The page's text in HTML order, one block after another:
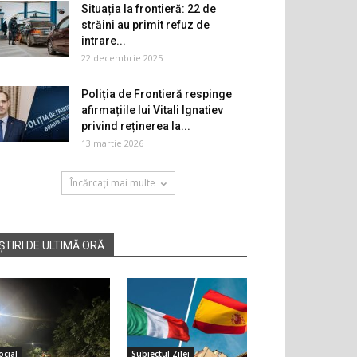
Situația la frontieră: 22 de
străini au primit refuz de
intrare...
22 decembrie 2025
Poliția de Frontieră respinge
afirmațiile lui Vitali Ignatiev
privind reținerea la...
13 martie 2026
Încărcați mai multe
DE ULTIMĂ ORĂ
Subiectul Zilei